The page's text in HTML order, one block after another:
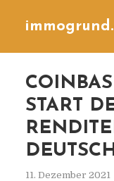
START
11. Dezember 2021